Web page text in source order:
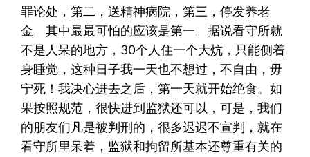
罪论处，第二，送精神病院，第三，停发养老
金。其中最最可怕的应该是第一。据说看守所就
不是人呆的地方，30个人住一个大炕，只能侧着
身睡觉，这种日子我一天也不想过，不自由，毋
宁死！我决心进去之后，第一天就开始绝食。如
果按照规范，很快进到监狱还可以，可是，我们
的朋友们凡是被判刑的，很多迟迟不宣判，就在
看守所里呆着，监狱和拘留所基本还尊重有关的